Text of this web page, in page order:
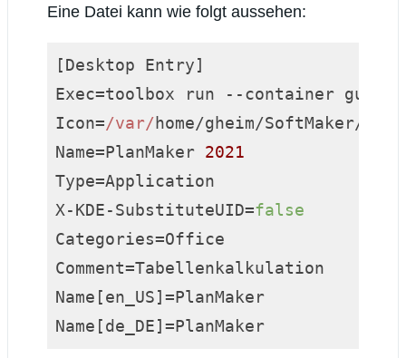
Eine Datei kann wie folgt aussehen:
[Desktop Entry]
Exec=toolbox run --container gui-
Icon=/var/home/gheim/SoftMaker/
Name=PlanMaker 2021
Type=Application
X-KDE-SubstituteUID=false
Categories=Office
Comment=Tabellenkalkulation
Name[en_US]=PlanMaker
Name[de_DE]=PlanMaker